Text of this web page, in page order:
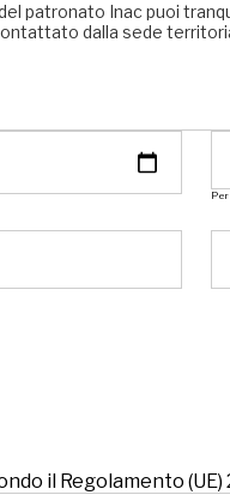
patronato Inac puoi
dalla sede
Per
il Regolamento (UE)